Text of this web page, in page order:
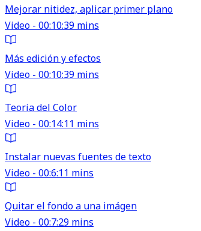
Mejorar nitidez, aplicar primer plano
Video - 00:10:39 mins
Más edición y efectos
Video - 00:10:39 mins
Teoria del Color
Video - 00:14:11 mins
Instalar nuevas fuentes de texto
Video - 00:6:11 mins
Quitar el fondo a una imágen
Video - 00:7:29 mins